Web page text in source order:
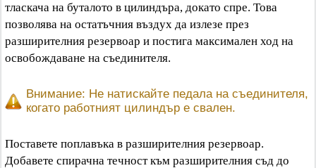
тласкача на буталото в цилиндъра, докато спре. Това
позволява на остатъчния въздух да излезе през
разширителния резервоар и постига максимален ход на
освобождаване на съединителя.
Внимание: Не натискайте педала на съединителя,
когато работният цилиндър е свален.
Поставете поплавъка в разширителния резервоар.
Добавете спирачна течност към разширителния съд до